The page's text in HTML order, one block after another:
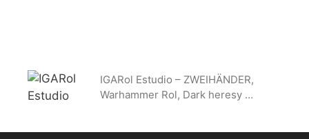
IGARol Estudio – ZWEIHÄNDER,
Warhammer Rol, Dark heresy …